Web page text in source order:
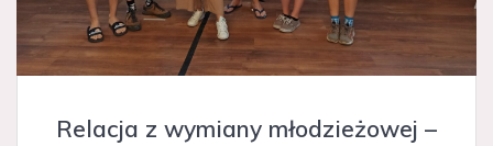
Relacja z wymiany młodzieżowej –